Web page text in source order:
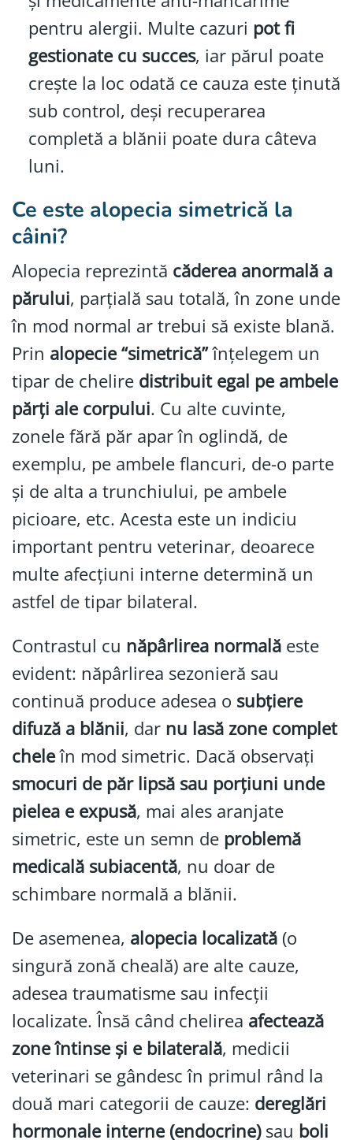
pentru alergii. Multe cazuri pot fi
gestionate cu succes, iar părul poate
crește la loc odată ce cauza este ținută
sub control, deși recuperarea
completă a blănii poate dura câteva
luni.
Ce este alopecia simetrică la
câini?
Alopecia reprezintă căderea anormală a
părului, parțială sau totală, în zone unde
în mod normal ar trebui să existe blană.
Prin alopecie “simetrică”înțelegem un
tipar de chelire distribuit egal pe ambele
părți ale corpului. Cu alte cuvinte,
zonele fără păr apar în oglindă, de
exemplu, pe ambele flancuri, de-o parte
și de alta a trunchiului, pe ambele
picioare, etc. Acesta este un indiciu
important pentru veterinar, deoarece
multe afecțiuni interne determină un
astfel de tipar bilateral.
Contrastul cu năpârlirea normală este
evident: năpârlirea sezonieră sau
continuă produce adesea o subțiere
difuză a blănii, dar nu lasă zone complet
cheleîn mod simetric. Dacă observați
smocuri de păr lipsă sau porțiuni unde
pielea e expusă, mai ales aranjate
simetric, este un semn de problemă
medicală subiacentă, nu doar de
schimbare normală a blănii.
De asemenea, alopecia localizată(o
singură zonă cheală) are alte cauze,
adesea traumatisme sau infecții
localizate. Însă când chelirea afectează
zone întinse și e bilaterală, medicii
veterinari se gândesc în primul rând la
două mari categorii de cauze: dereglări
hormonale interne (endocrine)sau boli